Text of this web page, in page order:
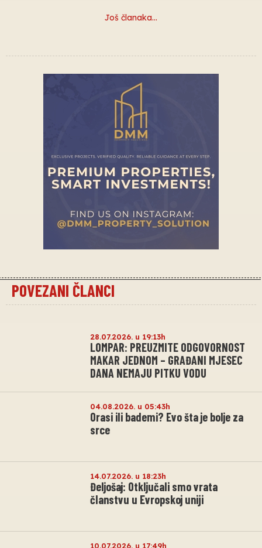
Još članaka…
POVEZANI ČLANCI
28.07.2026. u 19:13h
LOMPAR: PREUZMITE ODGOVORNOST
MAKAR JEDNOM – GRAĐANI MJESEC
DANA NEMAJU PITKU VODU
04.08.2026. u 05:43h
Orasi ili bademi? Evo šta je bolje za
srce
14.07.2026. u 18:23h
Đeljošaj: Otključali smo vrata
članstvu u Evropskoj uniji
10.07.2026. u 17:49h